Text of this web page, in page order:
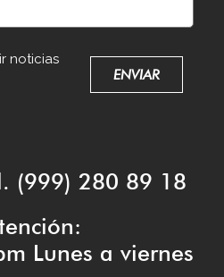
noticias
(999) 280 89 18
Lunes a viernes